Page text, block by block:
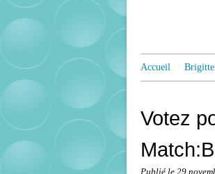
Accueil
Votez
Publié le 29